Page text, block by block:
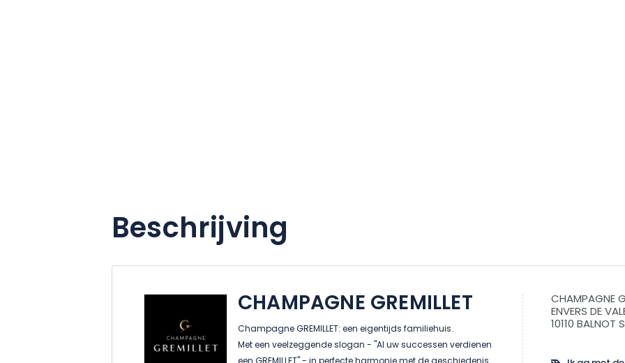
Beschrijving
CHAMPAGNE GREMILLET
Champagne GREMILLET: een eigentijds familiehuis.
Met een veelzeggende slogan - "Al uw successen verdienen
CHAMPAGNE
ENVERS DE
10110 BALNOT